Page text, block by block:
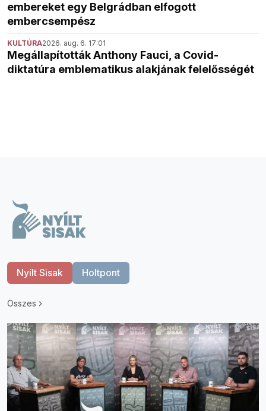
embereket egy Belgrádban elfogott
embercsempész
KULTÚRA2026. aug. 6. 17:01
Megállapították Anthony Fauci, a Covid-
diktatúra emblematikus alakjának felelősségét
Nyílt Sisak Holtpont
Összes